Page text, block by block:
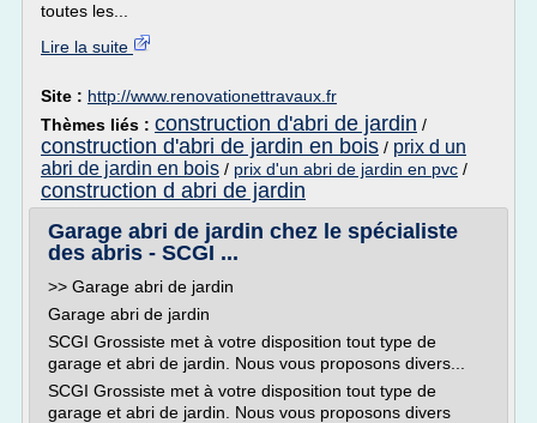
toutes les...
Lire la suite
Site : http://www.renovationettravaux.fr
Thèmes liés : construction d'abri de jardin /
construction d'abri de jardin en bois / prix d un
abri de jardin en bois / prix d'un abri de jardin en pvc /
construction d abri de jardin
Garage abri de jardin chez le spécialiste
des abris - SCGI ...
>> Garage abri de jardin
Garage abri de jardin
SCGI Grossiste met à votre disposition tout type de
garage et abri de jardin. Nous vous proposons divers...
SCGI Grossiste met à votre disposition tout type de
garage et abri de jardin. Nous vous proposons divers